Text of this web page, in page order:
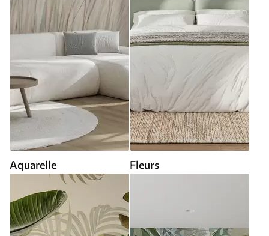
Aquarelle Fleurs